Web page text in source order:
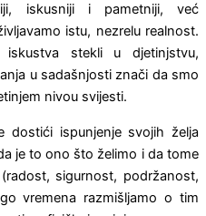
iskusniji i pametniji, već
istu, nezrelu realnost.
stekli u djetinjstvu,
u sadašnjosti znači da smo
nivou svijesti.
dostići ispunjenje svojih želja
je to ono što želimo i da tome
sigurnost, podržanost,
vremena razmišljamo o tim